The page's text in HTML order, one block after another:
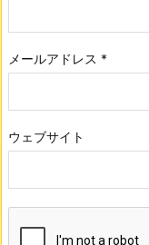
メールアドレス *
ウェブサイト